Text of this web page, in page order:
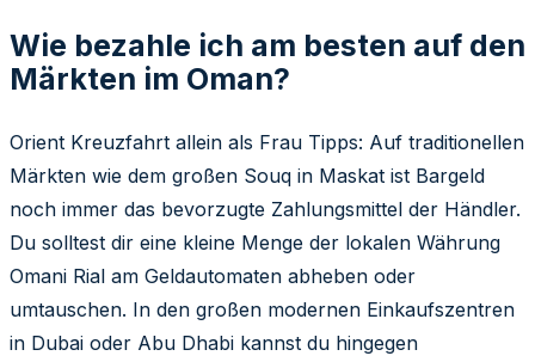
Wie bezahle ich am besten auf den
Märkten im Oman?
Orient Kreuzfahrt allein als Frau Tipps: Auf traditionellen
Märkten wie dem großen Souq in Maskat ist Bargeld
noch immer das bevorzugte Zahlungsmittel der Händler.
Du solltest dir eine kleine Menge der lokalen Währung
Omani Rial am Geldautomaten abheben oder
umtauschen. In den großen modernen Einkaufszentren
in Dubai oder Abu Dhabi kannst du hingegen